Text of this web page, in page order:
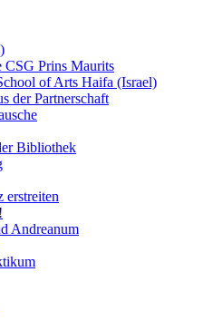
CSG Prins Maurits
of Arts Haifa (Israel)
der Partnerschaft
Bibliothek
erstreiten
Andreanum